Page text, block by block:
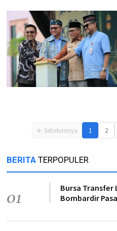
← Sebelumnya 1 2
BERITA TERPOPULER
01
Bursa Transfer
Bombardir